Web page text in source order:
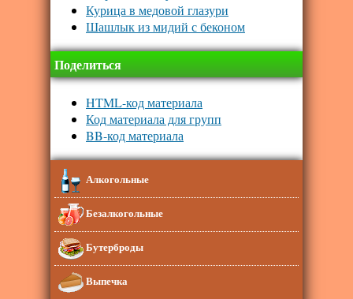
Курица в медовой глазури
Шашлык из мидий с беконом
Поделиться
HTML-код материала
Код материала для групп
BB-код материала
Алкогольные
Безалкогольные
Бутерброды
Выпечка